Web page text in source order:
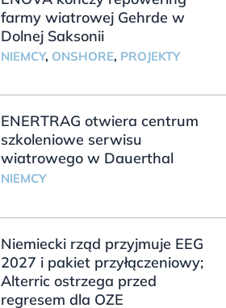
farmy wiatrowej Gehrde w
Dolnej Saksonii
NIEMCY, ONSHORE, PROJEKTY
ENERTRAG otwiera centrum
szkoleniowe serwisu
wiatrowego w Dauerthal
NIEMCY
Niemiecki rząd przyjmuje EEG
2027 i pakiet przyłączeniowy;
Alterric ostrzega przed
regresem dla OZE